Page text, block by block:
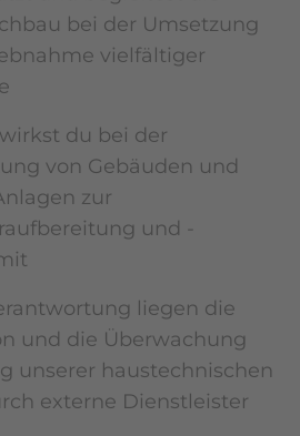
bei der Umsetzung
vielfältiger
du bei der
von Gebäuden und
zur
und -
liegen die
und die Überwachung
unserer haustechnischen
externe Dienstleister